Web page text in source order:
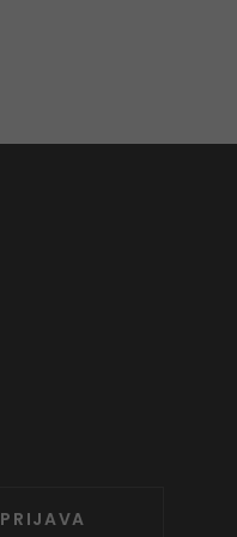
PRIJAVA